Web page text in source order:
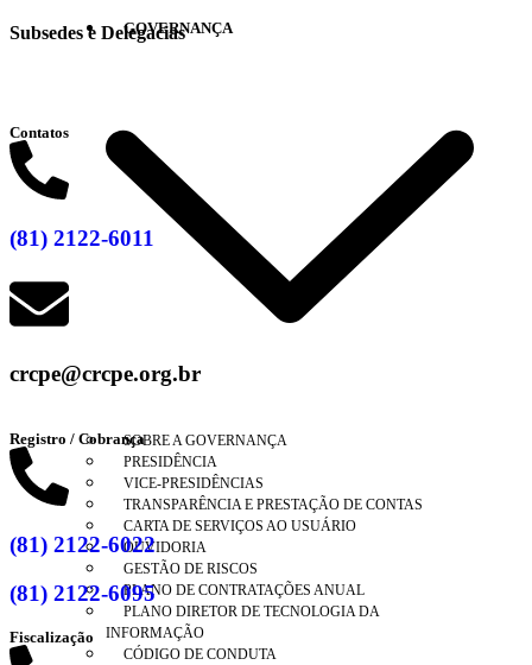
GOVERNANÇA
SOBRE A GOVERNANÇA
PRESIDÊNCIA
VICE-PRESIDÊNCIAS
TRANSPARÊNCIA E PRESTAÇÃO DE CONTAS
CARTA DE SERVIÇOS AO USUÁRIO
OUVIDORIA
GESTÃO DE RISCOS
PLANO DE CONTRATAÇÕES ANUAL
PLANO DIRETOR DE TECNOLOGIA DA
INFORMAÇÃO
CÓDIGO DE CONDUTA
Subsedes e Delegacias
Contatos
(81) 2122-6011
crcpe@crcpe.org.br
Registro / Cobrança
(81) 2122-6022
(81) 2122-6095
Fiscalização